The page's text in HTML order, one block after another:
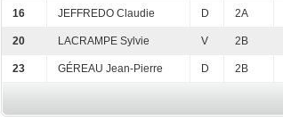
16 JEFFREDO Claudie D 2A
20 LACRAMPE Sylvie V 2B
23 GÉREAU Jean-Pierre D 2B